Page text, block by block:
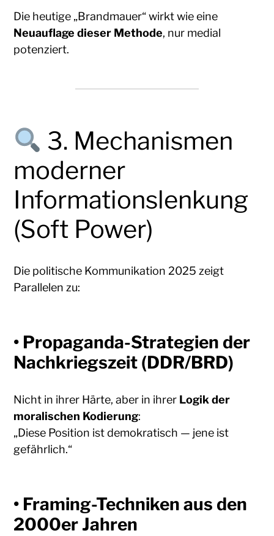
Die heutige „Brandmauer“ wirkt wie eine
Neuauflage dieser Methode, nur medial
potenziert.
3. Mechanismen
moderner
Informationslenkung
(Soft Power)
Die politische Kommunikation 2025 zeigt
Parallelen zu:
• Propaganda-Strategien der
Nachkriegszeit (DDR/BRD)
Nicht in ihrer Härte, aber in ihrer Logik der
moralischen Kodierung:
„Diese Position ist demokratisch — jene ist
gefährlich.“
• Framing-Techniken aus den
2000er Jahren